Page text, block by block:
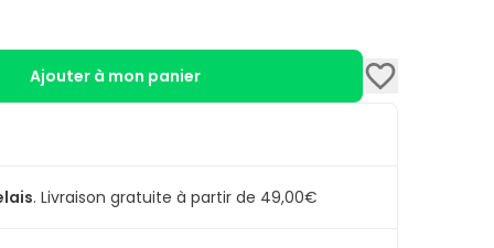
Ajouter à mon panier
. Livraison gratuite à partir de 49,00€